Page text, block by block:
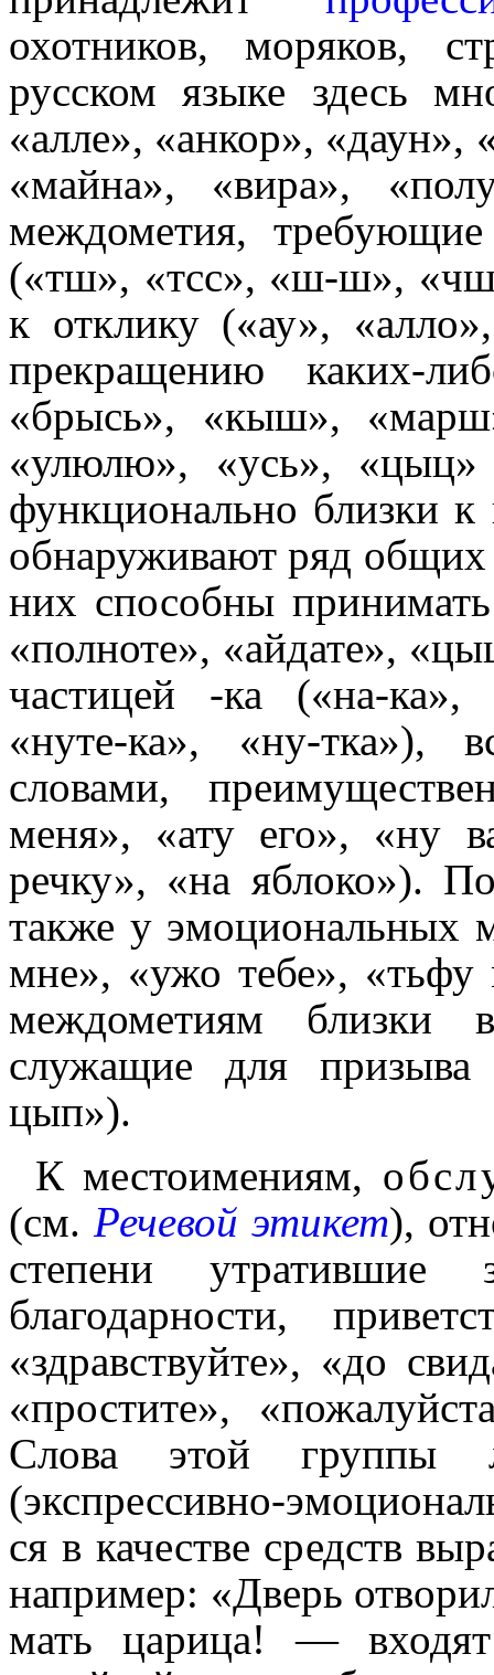
охотников, моряков,
русском языке здесь
«алле», «анкор»,
«майна», «вира»,
междо­ме­тия,
(«тш», «тсс», «ш-ш»,
к отклику («ау»,
прекращению каких-
«брысь», «кыш»,
«улюлю», «усь»,
функционально близки
обнару­жи­ва­ют ряд
них способны
«полноте», «айдате»,
частицей ‑ка («на‑ка»,
«нуте‑ка», «ну-тка»),
словами,
меня», «ату его», «ну
речку», «на яблоко»).
также у эмоциональных
мне», «ужо тебе»,
междо­ме­тиям близки
служащие для
цып»).
К местоимениям,
(см. Речевой этикет),
степени утратившие
благодарности,
«здравствуйте», «до
«простите»,
Слова этой группы
(экспрессивно-
ся в качестве средств
например: «Дверь
мать царица! —